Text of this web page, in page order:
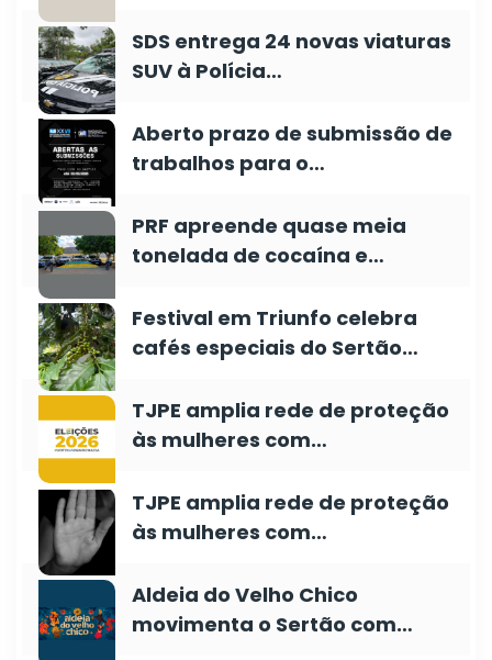
SDS entrega 24 novas viaturas
SUV à Polícia…
Aberto prazo de submissão de
trabalhos para o…
PRF apreende quase meia
tonelada de cocaína e…
Festival em Triunfo celebra
cafés especiais do Sertão…
TJPE amplia rede de proteção
às mulheres com…
TJPE amplia rede de proteção
às mulheres com…
Aldeia do Velho Chico
movimenta o Sertão com…